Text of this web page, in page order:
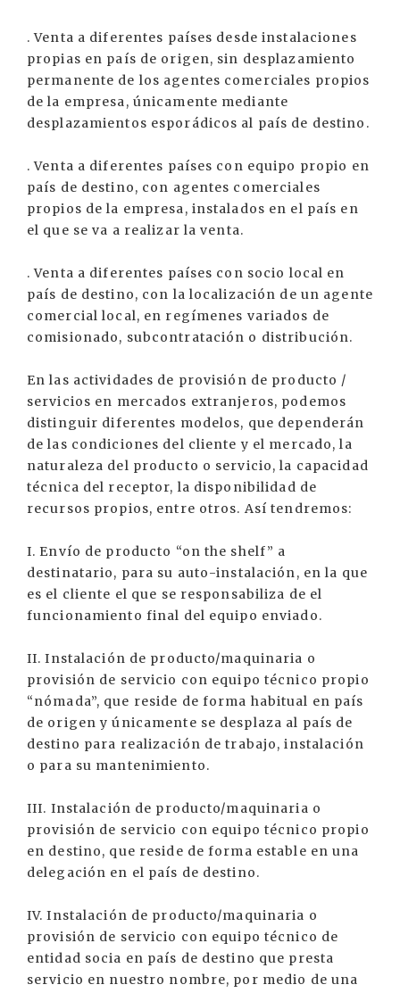
. Venta a diferentes países desde instalaciones
propias en país de origen, sin desplazamiento
permanente de los agentes comerciales propios
de la empresa, únicamente mediante
desplazamientos esporádicos al país de destino.
. Venta a diferentes países con equipo propio en
país de destino, con agentes comerciales
propios de la empresa, instalados en el país en
el que se va a realizar la venta.
. Venta a diferentes países con socio local en
país de destino, con la localización de un agente
comercial local, en regímenes variados de
comisionado, subcontratación o distribución.
En las actividades de provisión de producto /
servicios en mercados extranjeros, podemos
distinguir diferentes modelos, que dependerán
de las condiciones del cliente y el mercado, la
naturaleza del producto o servicio, la capacidad
técnica del receptor, la disponibilidad de
recursos propios, entre otros. Así tendremos:
I. Envío de producto “on the shelf” a
destinatario, para su auto-instalación, en la que
es el cliente el que se responsabiliza de el
funcionamiento final del equipo enviado.
II. Instalación de producto/maquinaria o
provisión de servicio con equipo técnico propio
“nómada”, que reside de forma habitual en país
de origen y únicamente se desplaza al país de
destino para realización de trabajo, instalación
o para su mantenimiento.
III. Instalación de producto/maquinaria o
provisión de servicio con equipo técnico propio
en destino, que reside de forma estable en una
delegación en el país de destino.
IV. Instalación de producto/maquinaria o
provisión de servicio con equipo técnico de
entidad socia en país de destino que presta
servicio en nuestro nombre, por medio de una